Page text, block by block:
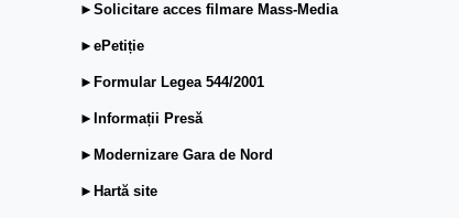
►Solicitare acces filmare Mass-Media
►ePetiție
►Formular Legea 544/2001
►Informații Presă
►Modernizare Gara de Nord
►Hartă site